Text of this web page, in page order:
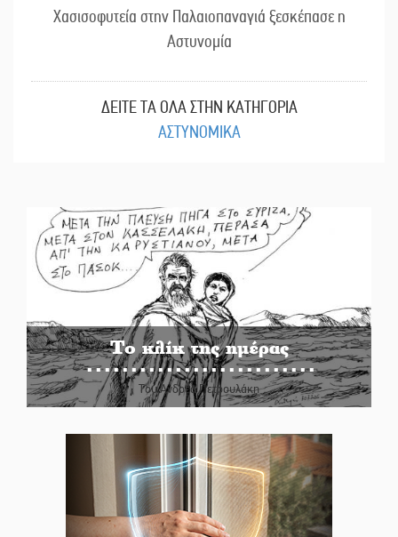
Χασισοφυτεία στην Παλαιοπαναγιά ξεσκέπασε η
Αστυνομία
ΔΕΙΤΕ ΤΑ ΟΛΑ ΣΤΗΝ ΚΑΤΗΓΟΡΙΑ
ΑΣΤΥΝΟΜΙΚΑ
Το κλίκ της ημέρας
Του Ανδρέα Πετρουλάκη